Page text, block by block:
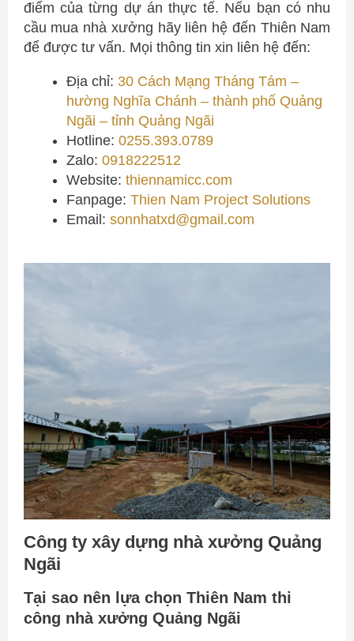
điểm của từng dự án thực tế. Nếu bạn có nhu
cầu mua nhà xưởng hãy liên hệ đến Thiên Nam
để được tư vấn. Mọi thông tin xin liên hệ đến:
Địa chỉ: 30 Cách Mạng Tháng Tám –
hường Nghĩa Chánh – thành phố Quảng
Ngãi – tỉnh Quảng Ngãi
Hotline: 0255.393.0789
Zalo: 0918222512
Website: thiennamicc.com
Fanpage: Thien Nam Project Solutions
Email: sonnhatxd@gmail.com
Công ty xây dựng nhà xưởng Quảng
Ngãi
Tại sao nên lựa chọn Thiên Nam thi
công nhà xưởng Quảng Ngãi